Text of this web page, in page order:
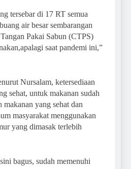
tersebar di 17 RT semua
air besar sembarangan
Pakai Sabun (CTPS)
saat pandemi ini,”
Nursalam, ketersediaan
sehat, untuk makanan sudah
makanan yang sehat dan
masyarakat menggunakan
yang dimasak terlebih
bagus, sudah memenuhi